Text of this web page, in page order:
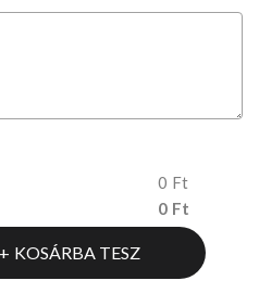
0 Ft
0 Ft
KOSÁRBA TESZ